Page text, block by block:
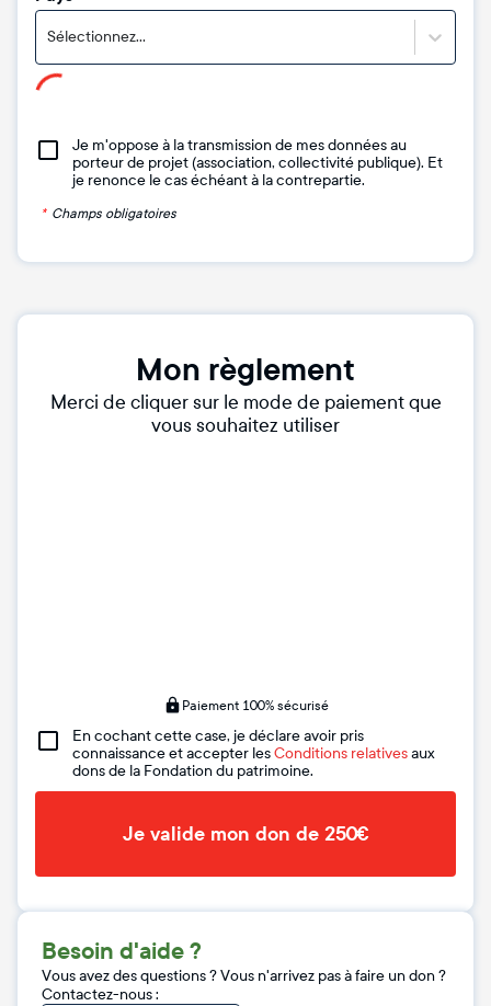
Sélectionnez...
Je m'oppose à la transmission de mes données au
porteur de projet (association, collectivité publique). Et
je renonce le cas échéant à la contrepartie.
* Champs obligatoires
Mon règlement
Merci de cliquer sur le mode de paiement que
vous souhaitez utiliser
Paiement 100% sécurisé
En cochant cette case, je déclare avoir pris
connaissance et accepter lesConditions relativesaux
dons de la Fondation du patrimoine.
Je valide mon don de 250€
Besoin d'aide ?
Vous avez des questions ? Vous n'arrivez pas à faire un don ?
Contactez-nous :